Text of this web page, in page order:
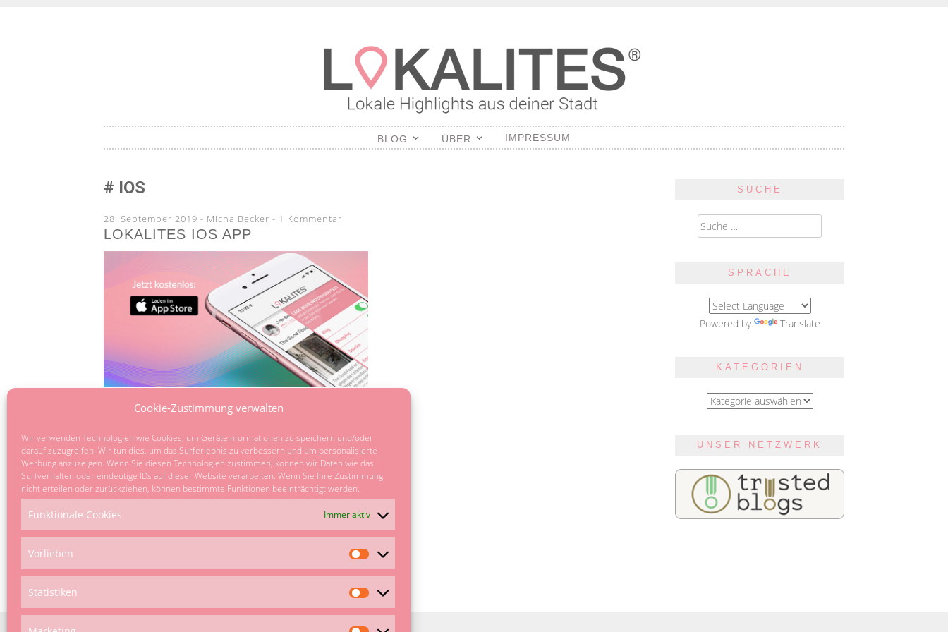
Cookie-Zustimmung verwalten
Wir verwenden Technologien wie Cookies, um Geräteinformationen zu speichern und/oder
darauf zuzugreifen. Wir tun dies, um das Surferlebnis zu verbessern und um personalisierte
Werbung anzuzeigen. Wenn Sie diesen Technologien zustimmen, können wir Daten wie das
Surfverhalten oder eindeutige IDs auf dieser Website verarbeiten. Wenn Sie Ihre Zustimmung
nicht erteilen oder zurückziehen, können bestimmte Funktionen beeinträchtigt werden.
Funktionale Cookies Immer aktiv
Vorlieben
Vorlieben
Statistiken
Statistiken
LOKALITES
TO
BLOG ÜBER IMPRESSUM
IOS
28. September 2019 - Micha Becker 1 Kommentar
LOKALITES IOS APP
Möchtest du die Stadt ganz persönlich erleben und für dich
kostenlosen iOS App tun! Warum eine App? Ganz einfach…
Veröffentlicht inBlog,Köln,Krefeld,News ,Stuttgart / Tagged
SUCHE
Suche
nach:
SPRACHE
Powered by Translate
KATEGORIEN
Kategorien
UNSER NETZWERK